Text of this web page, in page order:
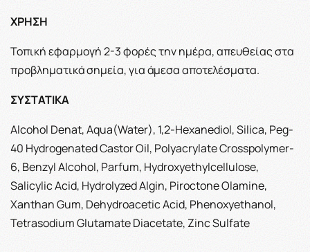
ΧΡΗΣΗ
Τοπική εφαρμογή 2-3 φορές την ημέρα, απευθείας στα
προβληματικά σημεία, για άμεσα αποτελέσματα.
ΣΥΣΤΑΤΙΚΑ
Alcohol Denat, Aqua(Water), 1,2-Hexanediol, Silica, Peg-
40 Hydrogenated Castor Oil, Polyacrylate Crosspolymer-
6, Benzyl Alcohol, Parfum, Hydroxyethylcellulose,
Salicylic Acid, Hydrolyzed Algin, Piroctone Olamine,
Xanthan Gum, Dehydroacetic Acid, Phenoxyethanol,
Tetrasodium Glutamate Diacetate, Zinc Sulfate